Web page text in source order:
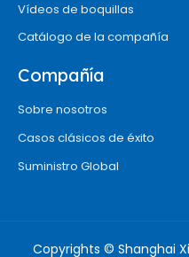
Vídeos de boquillas
Catálogo de la compañía
Compañía
Sobre nosotros
Casos clásicos de éxito
Suministro Global
Copyrights © Shanghai